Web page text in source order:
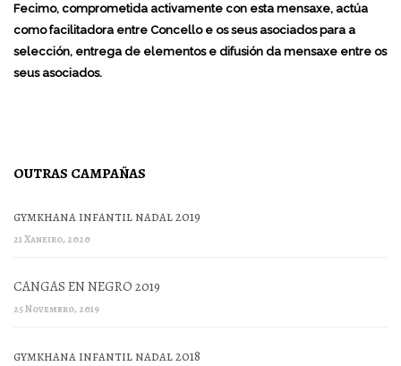
Fecimo, comprometida activamente con esta mensaxe, actúa
como facilitadora entre Concello e os seus asociados para a
selección, entrega de elementos e difusión da mensaxe entre os
seus asociados.
OUTRAS CAMPAÑAS
gymkhana infantil nadal 2019
21 Xaneiro, 2020
CANGAS EN NEGRO 2019
25 Novembro, 2019
gymkhana infantil nadal 2018